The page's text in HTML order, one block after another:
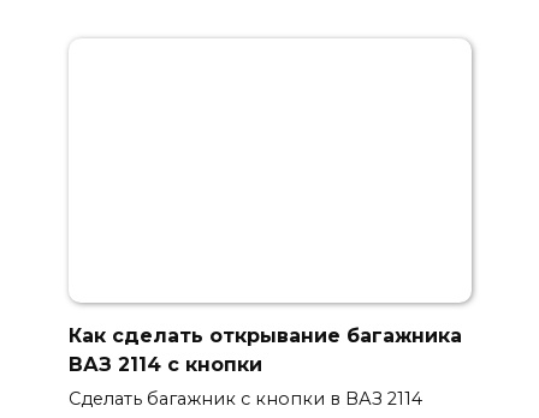
Как сделать открывание багажника
ВАЗ 2114 с кнопки
Сделать багажник с кнопки в ВАЗ 2114